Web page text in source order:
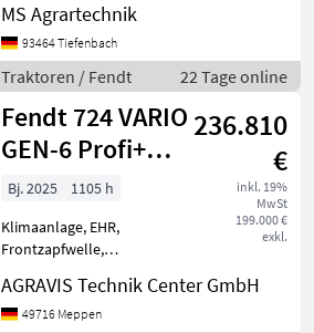
Fronthydraulik Fendt 724
Vario Gen6 Bj 2026 10 Bh
Profi+ Setting2 1 Quick Start
Spurführung RTK 1 Motor
MS Agrartechnik
93464 Tiefenbach
Traktoren / Fendt 22 Tage online
Fendt 724 VARIO
GEN-6 Profi+
Setting2
236.810
€
inkl. 19%
MwSt
199.000 €
exkl.
Bj. 2025
1105 h
Klimaanlage, EHR,
Frontzapfwelle,
GEN-6 0010 gebr. Fendt 724
Vario Gen 6 0020 Profi+
AGRAVIS Technik Center GmbH
49716 Meppen